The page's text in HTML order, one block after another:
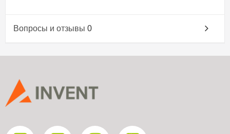
Вопросы и отзывы 0